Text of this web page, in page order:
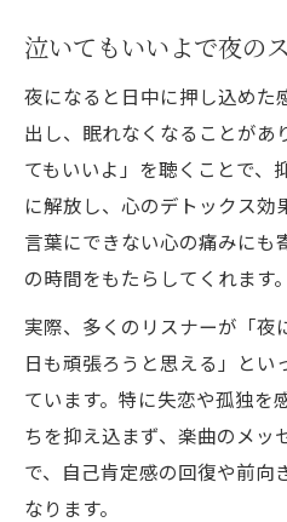
泣いてもいいよで夜の
夜になると日中に押し込めた
出し、眠れなくなることがあ
てもいいよ」を聴くことで、
に解放し、心のデトックス効
言葉にできない心の痛みにも
の時間をもたらしてくれます。
実際、多くのリスナーが「夜
日も頑張ろうと思える」とい
ています。特に失恋や孤独を
ちを抑え込まず、楽曲のメッ
で、自己肯定感の回復や前向
なります。